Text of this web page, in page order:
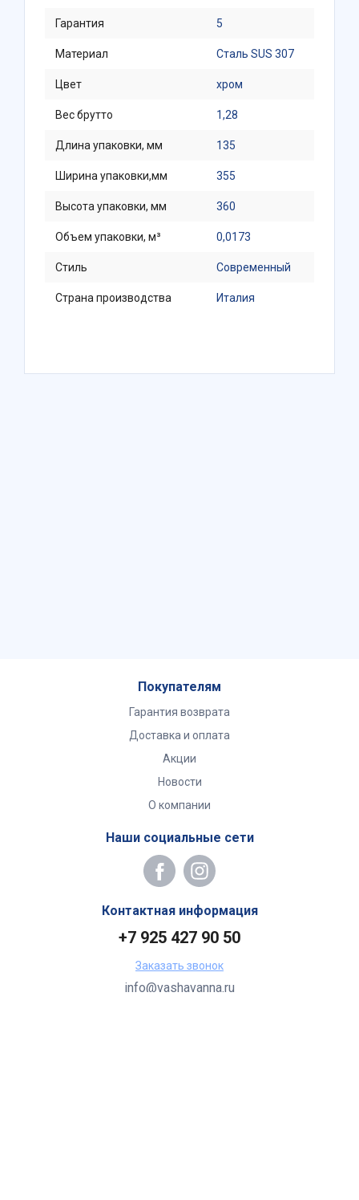
Гарантия 5
Материал Сталь SUS 307
Цвет хром
Вес брутто 1,28
Длина упаковки, мм 135
Ширина упаковки,мм 355
Высота упаковки, мм 360
Объем упаковки, м³ 0,0173
Стиль Современный
Страна производства Италия
Покупателям
Гарантия возврата
Доставка и оплата
Акции
Новости
О компании
Наши социальные сети
Контактная информация
+7 925 427 90 50
Заказать звонок
info@vashavanna.ru